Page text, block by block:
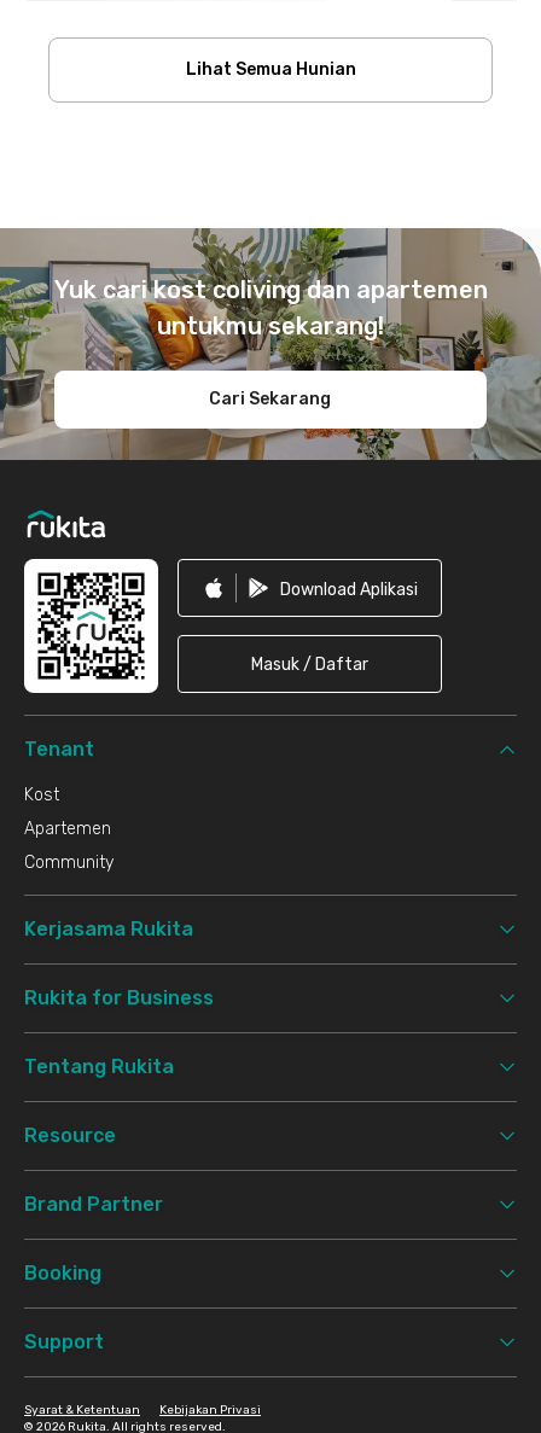
Lihat Semua Hunian
Yuk cari kost coliving dan apartemen
untukmu sekarang!
Cari Sekarang
Download Aplikasi
Masuk / Daftar
Tenant
Kost
Apartemen
Community
Kerjasama Rukita
Rukita for Business
Tentang Rukita
Resource
Brand Partner
Booking
Support
© 2026 Rukita. All rights reserved.
Syarat & Ketentuan Kebijakan Privasi